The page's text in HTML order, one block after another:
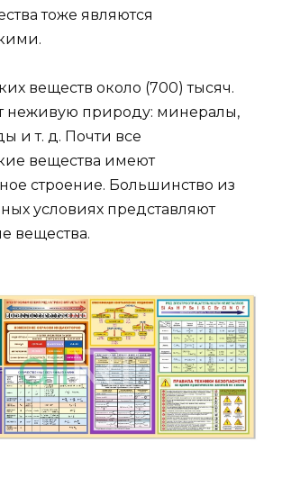
тоже являются
веществ около (700) тысяч.
неживую природу: минералы,
и т. д. Почти все
вещества имеют
строение. Большинство из
условиях представляют
вещества.